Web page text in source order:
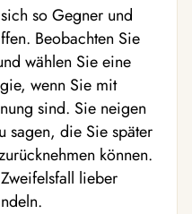
so Gegner und
Beobachten Sie
wählen Sie eine
wenn Sie mit
sind. Sie neigen
sagen, die Sie später
können.
lieber